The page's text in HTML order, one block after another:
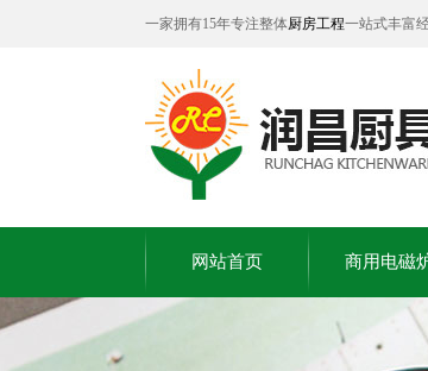
一家拥有15年专注整体厨房工程一站式丰富
网站首页 商用电磁